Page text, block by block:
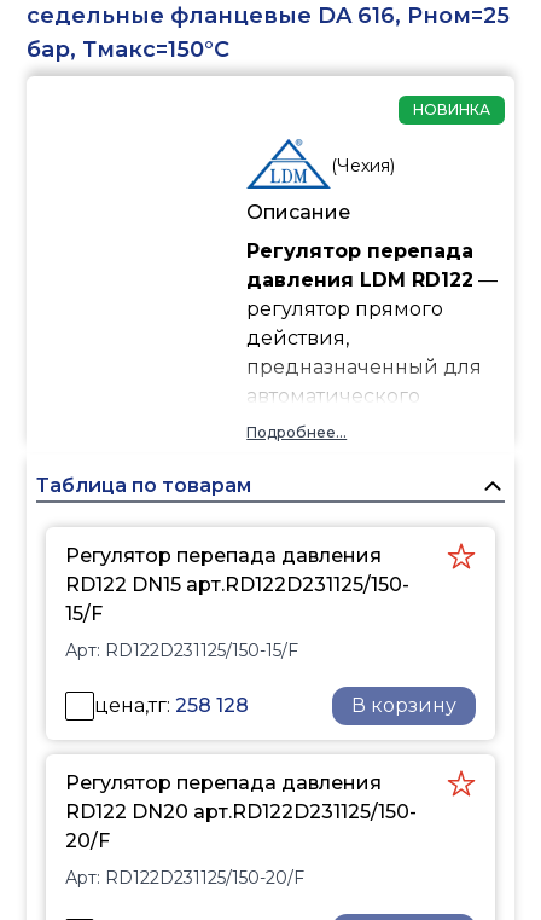
седельные фланцевые DA 616, Рном=25
бар, Тмакс=150°С
НОВИНКА
(Чехия)
Описание
Регулятор перепада
давления LDM RD122 —
регулятор прямого
действия,
предназначенный для
автоматического
поддержания заданного
системах отопления,
Обеспечивает
стабильную работу
систему от перепадов
давления и не требует
подключения к
электросети.
Подробнее...
Таблица по товарам
Регулятор перепада давления
RD122 DN15 арт.RD122D231125/150-
15/F
Арт: RD122D231125/150-15/F
цена,тг:258 128 В корзину
Регулятор перепада давления
RD122 DN20 арт.RD122D231125/150-
20/F
Арт: RD122D231125/150-20/F